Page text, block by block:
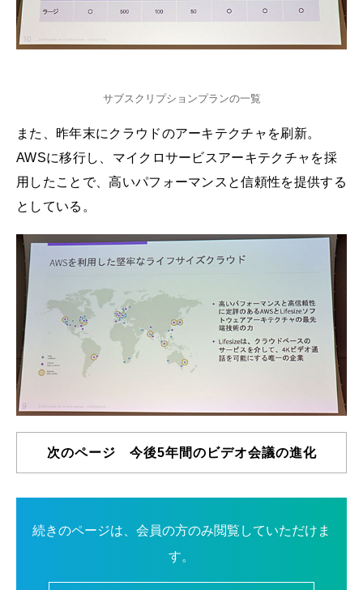
サブスクリプションプランの一覧
また、昨年末にクラウドのアーキテクチャを刷新。
AWSに移行し、マイクロサービスアーキテクチャを採
用したことで、高いパフォーマンスと信頼性を提供する
としている。
次のページ 今後5年間のビデオ会議の進化
続きのページは、会員の方のみ閲覧していただけま
す。